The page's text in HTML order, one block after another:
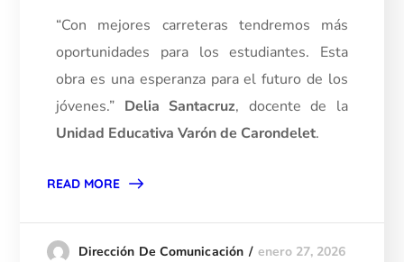
“Con mejores carreteras tendremos más
oportunidades para los estudiantes. Esta
obra es una esperanza para el futuro de los
jóvenes.” Delia Santacruz, docente de la
Unidad Educativa Varón de Carondelet.
READ MORE
Dirección De Comunicación
enero 27, 2026